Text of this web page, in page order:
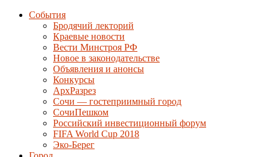
События
Бродячий лекторий
Краевые новости
Вести Минстроя РФ
Новое в законодательстве
Объявления и анонсы
Конкурсы
АрхРазрез
Сочи — гостеприимный город
СочиПешком
Российский инвестиционный форум
FIFA World Cup 2018
Эко-Берег